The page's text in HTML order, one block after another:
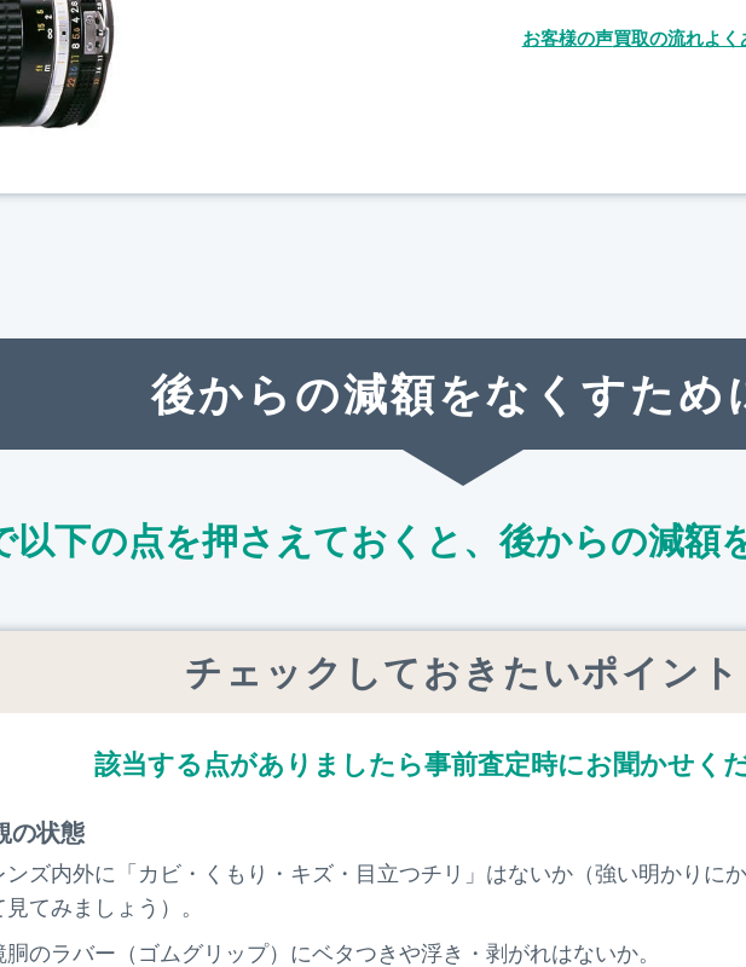
お客様の声買取の流れよく
後からの減額をなくすため
以下の点を押さえておくと、後からの減額
チェックしておきたいポイント
該当する点がありましたら事前査定時にお聞かせくだ
の状態
ンズ内外に「カビ・くもり・キズ・目立つチリ」はないか（強い明かりに
見てみましょう）。
胴のラバー（ゴムグリップ）にベタつきや浮き・剥がれはないか。